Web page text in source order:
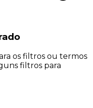
os filtros ou termos
filtros para